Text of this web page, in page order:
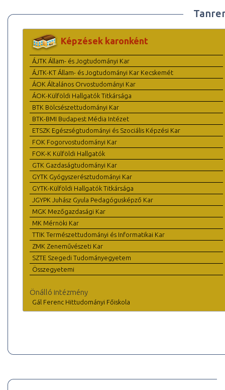
Képzések karonként
ÁJTK Állam- és Jogtudományi Kar
ÁJTK-KT Állam- és Jogtudományi Kar Kecskemét
ÁOK Általános Orvostudományi Kar
ÁOK-Külföldi Hallgatók Titkársága
BTK Bölcsészettudományi Kar
BTK-BMI Budapest Média Intézet
ETSZK Egészségtudományi és Szociális Képzési Kar
FOK Fogorvostudományi Kar
FOK-K Külföldi Hallgatók
GTK Gazdaságtudományi Kar
GYTK Gyógyszerésztudományi Kar
GYTK-Külföldi Hallgatók Titkársága
JGYPK Juhász Gyula Pedagógusképző Kar
MGK Mezőgazdasági Kar
MK Mérnöki Kar
TTIK Természettudományi és Informatikai Kar
ZMK Zeneművészeti Kar
SZTE Szegedi Tudományegyetem
Összegyetemi
Önálló intézmény
Gál Ferenc Hittudományi Főiskola